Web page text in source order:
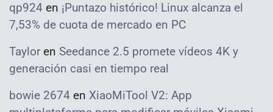
qp924 en ¡Puntazo histórico! Linux alcanza el
7,53% de cuota de mercado en PC
Taylor en Seedance 2.5 promete vídeos 4K y
generación casi en tiempo real
bowie 2674 en XiaoMiTool V2: App